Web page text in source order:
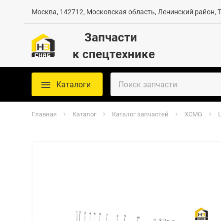
Москва, 142712, Московская область, Ленинский район,
Запчасти
к спецтехнике
Каталоги
Главная Каталог Каталог запчастей XCMG